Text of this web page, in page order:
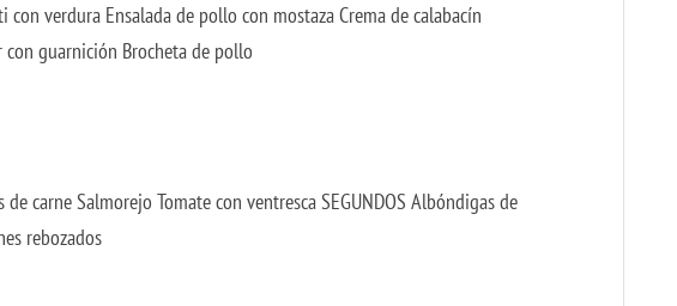
con verdura Ensalada de pollo con mostaza Crema de calabacín
con guarnición Brocheta de pollo
de carne Salmorejo Tomate con ventresca SEGUNDOS Albóndigas de
rebozados